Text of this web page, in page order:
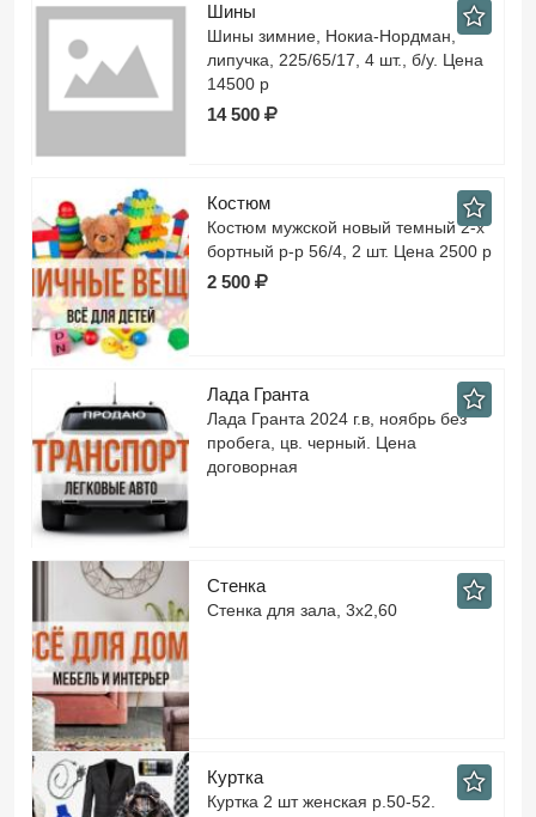
Шины
Шины зимние, Нокиа-Нордман,
липучка, 225/65/17, 4 шт., б/у. Цена
14500 р
14 500
Костюм
Костюм мужской новый темный 2-х
бортный р-р 56/4, 2 шт. Цена 2500 р
2 500
Лада Гранта
Лада Гранта 2024 г.в, ноябрь без
пробега, цв. черный. Цена
договорная
Стенка
Стенка для зала, 3х2,60
Куртка
Куртка 2 шт женская р.50-52.